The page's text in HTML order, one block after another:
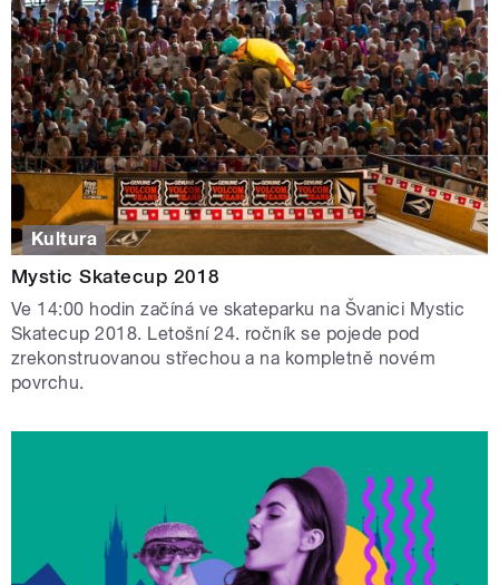
Kultura
Mystic Skatecup 2018
Ve 14:00 hodin začíná ve skateparku na Švanici Mystic
Skatecup 2018. Letošní 24. ročník se pojede pod
zrekonstruovanou střechou a na kompletně novém
povrchu.